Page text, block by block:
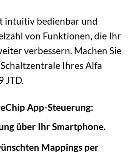
intuitiv bedienbar und
von Funktionen, die Ihr
verbessern. Machen Sie
Ihres Alfa
JTD.
App-Steuerung:
über Ihr Smartphone.
Mappings per